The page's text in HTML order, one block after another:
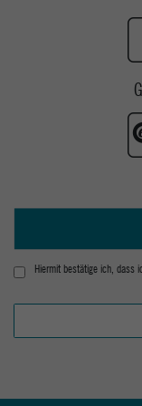
Hiermit bestätige ich, dass